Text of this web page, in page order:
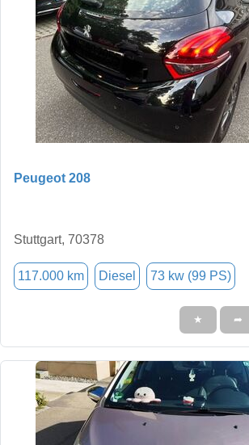
Peugeot 208
Stuttgart, 70378
117.000 km Diesel 73 kw (99 PS)
★ ➦